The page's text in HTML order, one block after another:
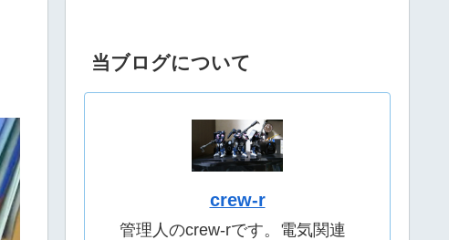
当ブログについて
crew-r
管理人のcrew-rです。電気関連